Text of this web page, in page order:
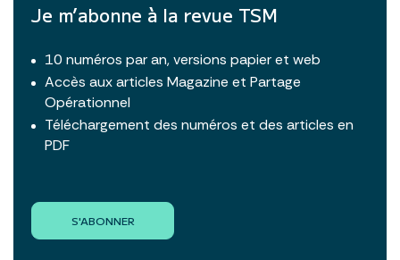
Je m’abonne à la revue TSM
10 numéros par an, versions papier et web
Accès aux articles Magazine et Partage
Opérationnel
Téléchargement des numéros et des articles en
PDF
S'ABONNER